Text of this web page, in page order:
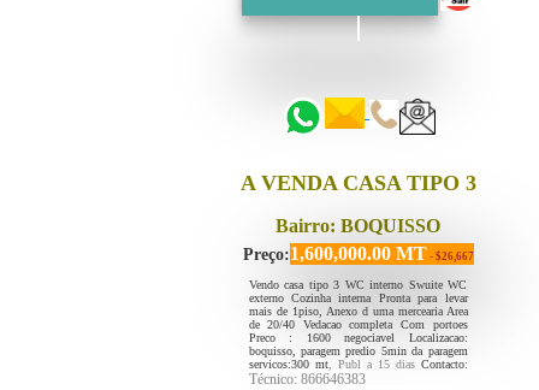
A VENDA CASA TIPO 3
Bairro: BOQUISSO
Preço:1,600,000.00 MT - $26,667
Vendo casa tipo 3 WC interno Swuite WC
externo Cozinha interna Pronta para levar
mais de 1piso, Anexo d uma mercearia Area
de 20/40 Vedacao completa Com portoes
Preco : 1600 negociavel Localizacao:
boquisso, paragem predio 5min da paragem
servicos:300 mt, Publ a 15 diasContacto:
Técnico: 866646383